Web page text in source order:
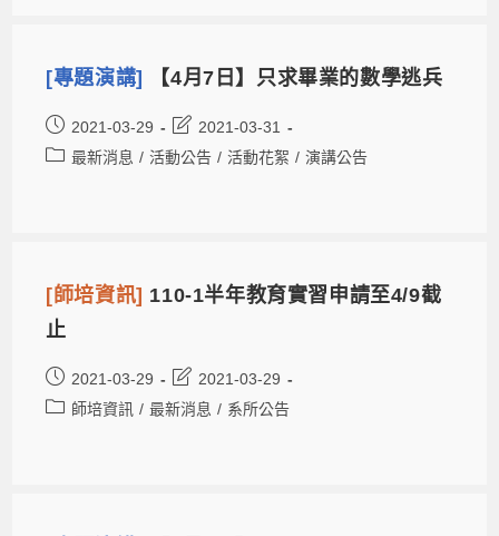
[專題演講] 【4月7日】只求畢業的數學逃兵
2021-03-29
2021-03-31
最新消息 / 活動公告 / 活動花絮 / 演講公告
[師培資訊] 110-1半年教育實習申請至4/9截
止
2021-03-29
2021-03-29
師培資訊 / 最新消息 / 系所公告